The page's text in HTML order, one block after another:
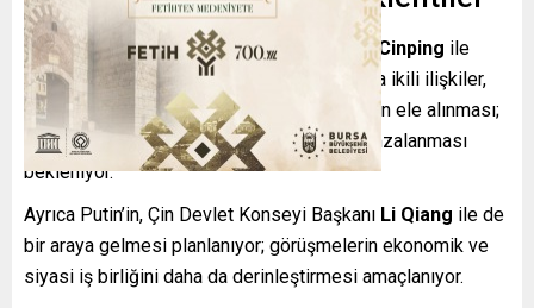
Putin’in programında Çin Devlet Başkanı Şi Cinping ile
yapacağı görüşme öne çıkıyor. Bu toplantıda ikili ilişkiler,
bölgesel meseleler ve uluslararası konuların ele alınması;
ayrıca ortak bildiri ile çeşitli anlaşmaların imzalanması
bekleniyor.
Ayrıca Putin’in, Çin Devlet Konseyi Başkanı Li Qiang ile de
bir araya gelmesi planlanıyor; görüşmelerin ekonomik ve
siyasi iş birliğini daha da derinleştirmesi amaçlanıyor.